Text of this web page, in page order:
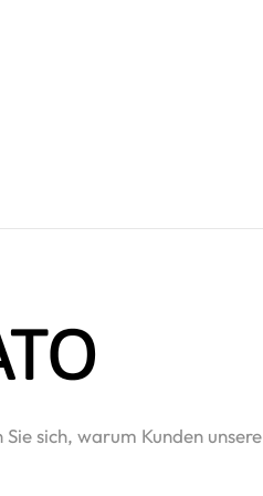
sich, warum Kunden unsere